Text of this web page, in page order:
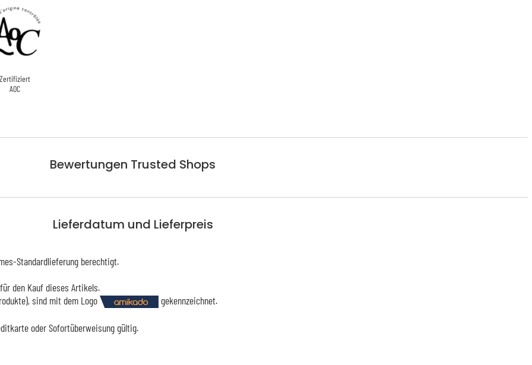
Zertifiziert
AOC
Bewertungen Trusted Shops
Lieferdatum und Lieferpreis
Standardlieferung berechtigt.
den Kauf dieses Artikels.
sind mit dem Logo
gekennzeichnet.
oder Sofortüberweisung gültig.